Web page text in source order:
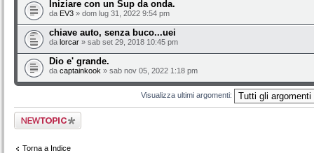
Iniziare con un Sup da onda.
da EV3 » dom lug 31, 2022 9:54 pm
chiave auto, senza buco...uei
da lorcar » sab set 29, 2018 10:45 pm
Dio e' grande.
da captainkook » sab nov 05, 2022 1:18 pm
Visualizza ultimi argomenti:
Scrivi un nuovo
argomento
Torna a Indice